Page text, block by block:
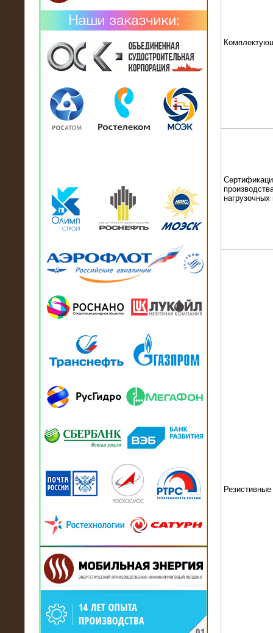
02.02.2019
Нагрузочный комплекс 26 МВт (10
кВ) поставлен в аренду на
13.07.2018
модуль в контейнере 2700 кВА на
Балтийский завод
Активно-реактивные нагрузочные
модули 15 МВт (21,5 МВА) На Кубок
конфедераций